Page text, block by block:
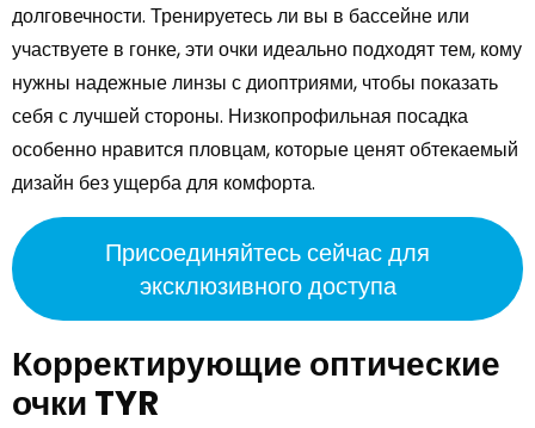
долговечности. Тренируетесь ли вы в бассейне или
участвуете в гонке, эти очки идеально подходят тем, кому
нужны надежные линзы с диоптриями, чтобы показать
себя с лучшей стороны. Низкопрофильная посадка
особенно нравится пловцам, которые ценят обтекаемый
дизайн без ущерба для комфорта.
Присоединяйтесь сейчас для
эксклюзивного доступа
Корректирующие оптические
очки TYR